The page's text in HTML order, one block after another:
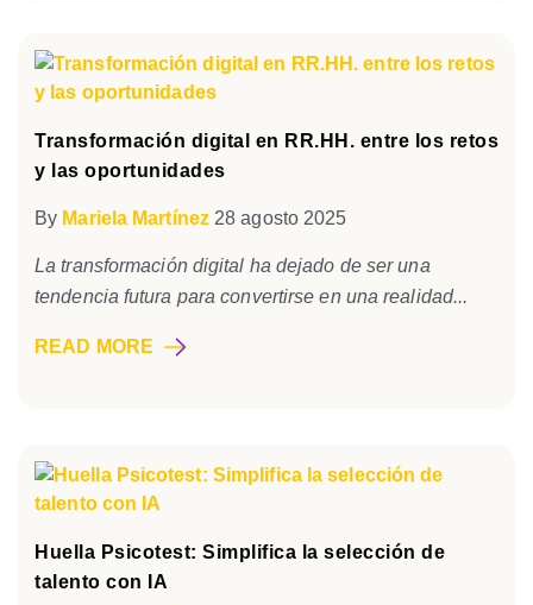
Transformación digital en RR.HH. entre los retos
y las oportunidades
By Mariela Martínez 28 agosto 2025
La transformación digital ha dejado de ser una
tendencia futura para convertirse en una realidad...
READ MORE
Huella Psicotest: Simplifica la selección de
talento con IA